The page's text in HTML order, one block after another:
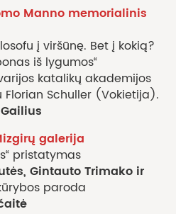
Manno memorialinis
į viršūnę. Bet į kokią?
iš lygumos“
katalikų akademijos
Schuller (Vokietija).
galerija
pristatymas
Gintauto Trimako ir
paroda